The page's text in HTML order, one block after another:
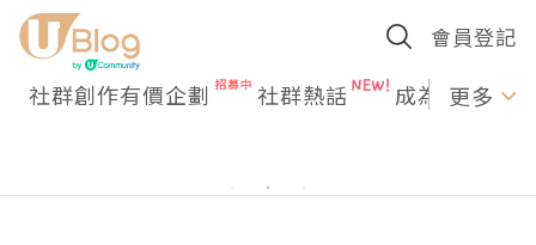
會員登記
社群創作有價企劃 社群熱話 成為U更多